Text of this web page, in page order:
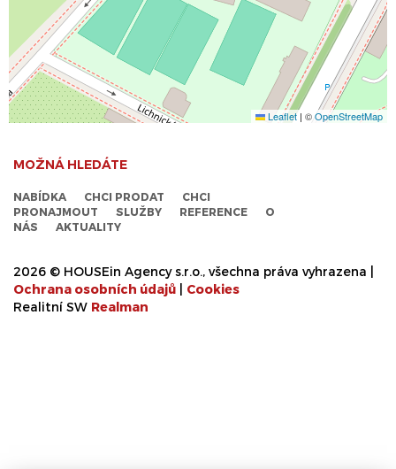
Leaflet | ©OpenStreetMap
MOŽNÁ HLEDÁTE
NABÍDKA CHCI PRODAT
CHCI
PRONAJMOUT
SLUŽBY REFERENCE
O
NÁS
AKTUALITY
2026 © HOUSEin Agency s.r.o., všechna práva vyhrazena |
Ochrana osobních údajů
Cookies
Realitní SW Realman